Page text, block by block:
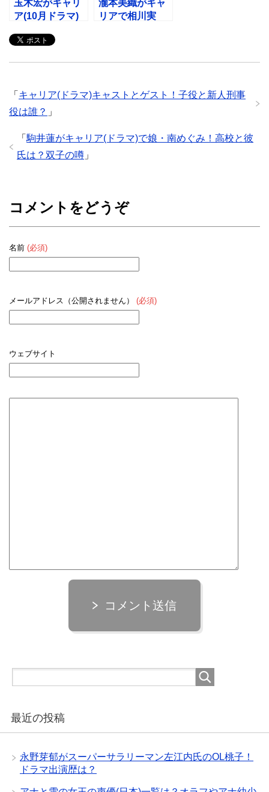
玉木宏がキャリ
ア(10月ドラマ)
妹の写真と小人
瀧本美織がキャ
リアで相川実
「 キャリア(ドラマ)キャストとゲスト！子役と新人刑事
役は誰？ 」
「 駒井蓮がキャリア(ドラマ)で娘・南めぐみ！高校と彼
氏は？双子の噂 」
コメントをどうぞ
名前 (必須)
メールアドレス（公開されません） (必須)
ウェブサイト
コメント送信
最近の投稿
永野芽郁がスーパーサラリーマン左江内氏のOL桃子！
ドラマ出演歴は？